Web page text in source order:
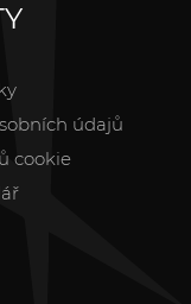
údajů
cookie